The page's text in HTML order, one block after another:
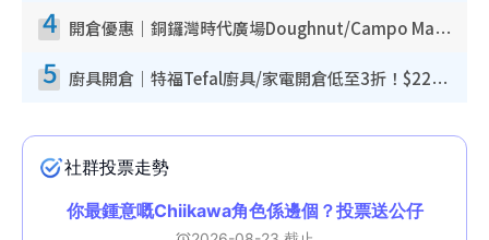
4 開倉優惠｜銅鑼灣時代廣場Doughnut/Campo Marzio開倉低至1折！背囊、書包、手袋劈價$200起
5 廚具開倉｜特福Tefal廚具/家電開倉低至3折！$220起買平底鍋/炒鑊/湯煲！電飯煲/吸塵機/燙斗$418起